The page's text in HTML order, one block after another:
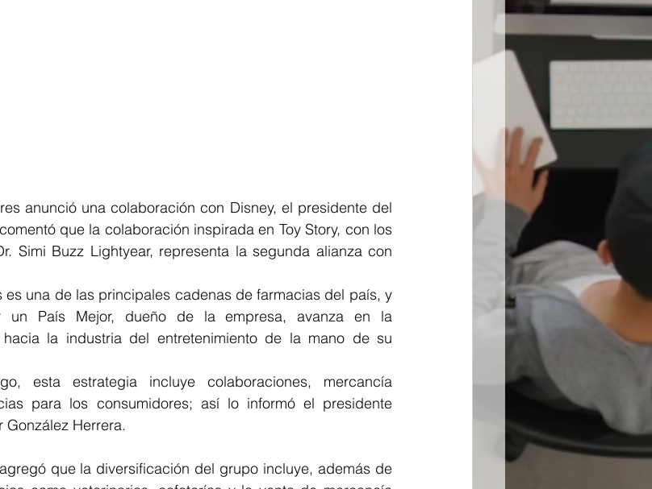
anunció una colaboración con Disney, el presidente del
que la colaboración inspirada en Toy Story, con los
Simi Buzz Lightyear, representa la segunda alianza con
es una de las principales cadenas de farmacias del país, y
País Mejor, dueño de la empresa, avanza en la
la industria del entretenimiento de la mano de su
esta estrategia incluye colaboraciones, mercancía
para los consumidores; así lo informó el presidente
Herrera.
que la diversificación del grupo incluye, además de